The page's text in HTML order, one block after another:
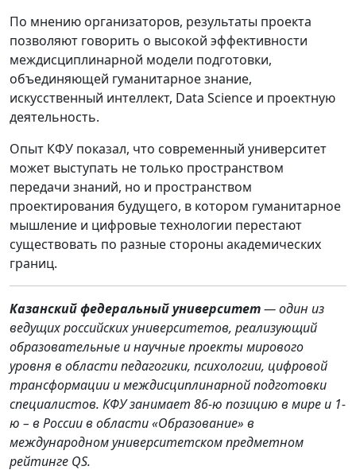
По мнению организаторов, результаты проекта
позволяют говорить о высокой эффективности
междисциплинарной модели подготовки,
объединяющей гуманитарное знание,
искусственный интеллект, Data Science и проектную
деятельность.
Опыт КФУ показал, что современный университет
может выступать не только пространством
передачи знаний, но и пространством
проектирования будущего, в котором гуманитарное
мышление и цифровые технологии перестают
существовать по разные стороны академических
границ.
Казанский федеральный университет— один из
ведущих российских университетов, реализующий
образовательные и научные проекты мирового
уровня в области педагогики, психологии, цифровой
трансформации и междисциплинарной подготовки
специалистов. КФУ занимает 86-ю позицию в мире и 1-
ю – в России в области «Образование» в
международном университетском предметном
рейтинге QS.